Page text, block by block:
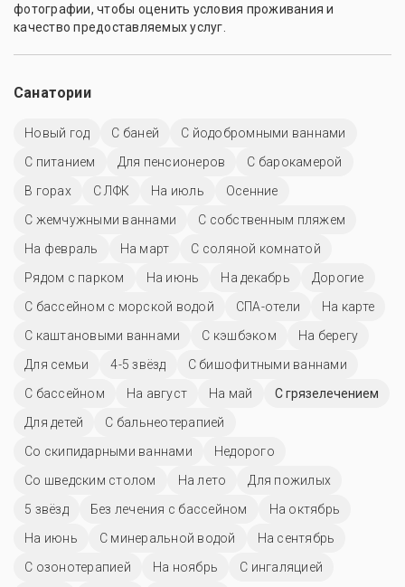
фотографии, чтобы оценить условия проживания и
качество предоставляемых услуг.
Санатории
Новый год С баней
С йодобромными ваннами
С питанием
Для пенсионеров
С барокамерой
В горах
С ЛФК На июль
Осенние
С жемчужными ваннами
С собственным пляжем
На февраль
На март
С соляной комнатой
Рядом с парком
На июнь На декабрь
Дорогие
С бассейном с морской водой
СПА-отели
На карте
С каштановыми ваннами
С кэшбэком
На берегу
Для семьи
4-5 звёзд
С бишофитными ваннами
C бассейном
На август На май
С грязелечением
Для детей
С бальнеотерапией
Со скипидарными ваннами
Недорого
Со шведским столом
На лето
Для пожилых
5 звёзд
Без лечения с бассейном
На октябрь
На июнь
С минеральной водой
На сентябрь
С озонотерапией
На ноябрь
С ингаляцией